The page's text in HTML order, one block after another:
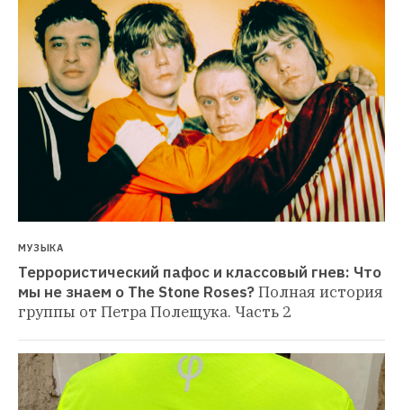
МУЗЫКА
Террористический пафос и классовый гнев: Что
мы не знаем о The Stone Roses?Полная история
группы от Петра Полещука. Часть 2